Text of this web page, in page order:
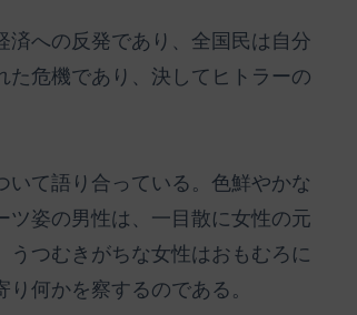
済への反発であり、全国民は自分
た危機であり、決してヒトラーの
て語り合っている。色鮮やかな
ツ姿の男性は、一目散に女性の元
つむきがちな女性はおもむろに
何かを察するのである。